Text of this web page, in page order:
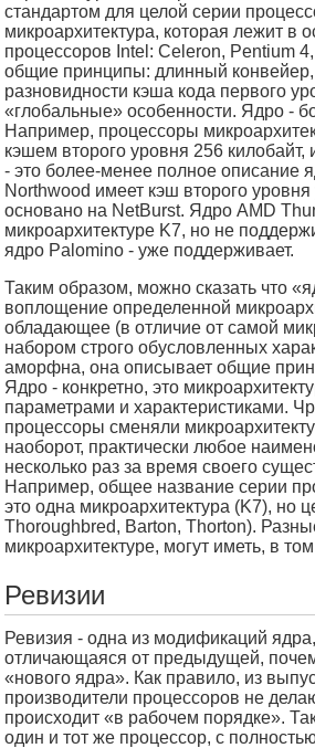
стандартом для целой серии
микроархитектура, которая лежит в
процессоров Intel: Celeron, Pentium
общие принципы: длинный
разновидности кэша кода первого
«глобальные» особенности. Ядро -
Например, процессоры
кэшем второго уровня 256
- это более-менее полное описание
Northwood имеет кэш второго
основано на NetBurst. Ядро AMD
микроархитектуре K7, но не
ядро Palomino - уже поддерживает.
Таким образом, можно сказать что
воплощение определенной
обладающее (в отличие от самой
набором строго обусловленных
аморфна, она описывает общие
Ядро - конкретно, это
параметрами и характеристиками.
процессоры сменяли
наоборот, практически любое
несколько раз за время своего
Например, общее название серии
это одна микроархитектура (K7), но
Thoroughbred, Barton, Thorton).
микроархитектуре, могут иметь, в
Ревизии
Ревизия - одна из модификаций
отличающаяся от предыдущей,
«нового ядра». Как правило, из
производители процессоров не
происходит «в рабочем порядке».
один и тот же процессор, с